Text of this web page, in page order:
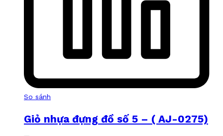
So sánh
Giỏ nhựa đựng đồ số 5 – ( AJ-0275)